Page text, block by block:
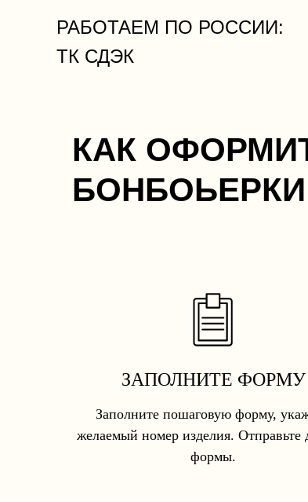
РАБОТАЕМ ПО РОССИИ:
ТК СДЭК
КАК
БОНБОЬЕРКИ
ЗАПОЛНИТЕ ФОРМУ
Заполните пошаговую форму,
желаемый номер изделия. Отправьте
формы.